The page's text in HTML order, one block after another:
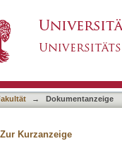
→ Dokumentanzeige
Zur Kurzanzeige